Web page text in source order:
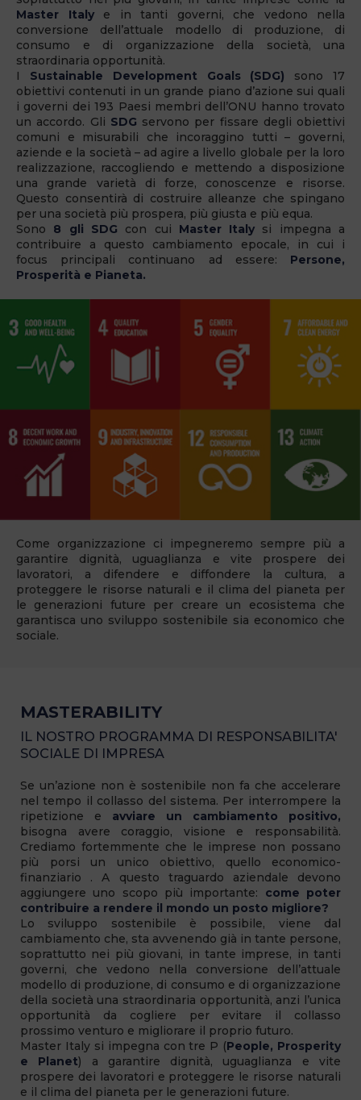
Master Italye in tanti governi, che vedono nella
conversione dell’attuale modello di produzione, di
consumo e di organizzazione della società, una
straordinaria opportunità.
I Sustainable Development Goals (SDG) sono 17
obiettivi contenuti in un grande piano d’azione sui quali
i governi dei 193 Paesi membri dell’ONU hanno trovato
un accordo. Gli SDG servono per fissare degli obiettivi
comuni e misurabili che incoraggino tutti – governi,
aziende e la società – ad agire a livello globale per la loro
realizzazione, raccogliendo e mettendo a disposizione
una grande varietà di forze, conoscenze e risorse.
Questo consentirà di costruire alleanze che spingano
per una società più prospera, più giusta e più equa.
Sono 8 gli SDG con cui Master Italy si impegna a
contribuire a questo cambiamento epocale, in cui i
focus principali continuano ad essere: Persone,
Prosperità e Pianeta.
Come organizzazione ci impegneremo sempre più a
garantire dignità, uguaglianza e vite prospere dei
lavoratori, a difendere e diffondere la cultura, a
proteggere le risorse naturali e il clima del pianeta per
le generazioni future per creare un ecosistema che
garantisca uno sviluppo sostenibile sia economico che
sociale.
MASTERABILITY
IL NOSTRO PROGRAMMA DI RESPONSABILITA'
SOCIALE DI IMPRESA
Se un’azione non è sostenibile non fa che accelerare
nel tempo il collasso del sistema. Per interrompere la
ripetizione e avviare un cambiamento positivo,
bisogna avere coraggio, visione e responsabilità.
Crediamo fortemmente che le imprese non possano
più porsi un unico obiettivo, quello economico-
finanziario . A questo traguardo aziendale devono
aggiungere uno scopo più importante: come poter
contribuire a rendere il mondo un posto migliore?
Lo sviluppo sostenibile è possibile, viene dal
cambiamento che, sta avvenendo già in tante persone,
soprattutto nei più giovani, in tante imprese, in tanti
governi, che vedono nella conversione dell’attuale
modello di produzione, di consumo e di organizzazione
della società una straordinaria opportunità, anzi l’unica
opportunità da cogliere per evitare il collasso
prossimo venturo e migliorare il proprio futuro.
Master Italy si impegna con tre P (People, Prosperity
e Planet) a garantire dignità, uguaglianza e vite
prospere dei lavoratori e proteggere le risorse naturali
e il clima del pianeta per le generazioni future.